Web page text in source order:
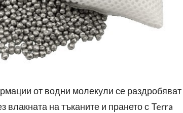
от водни молекули се раздробяват
влакната на тъканите и прането с Terra